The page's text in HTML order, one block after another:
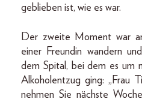
geblieben ist, wie es war.
Der zweite Moment war
einer Freundin wandern
dem Spital, bei dem es um
Alkoholentzug ging: „Frau
nehmen Sie nächste